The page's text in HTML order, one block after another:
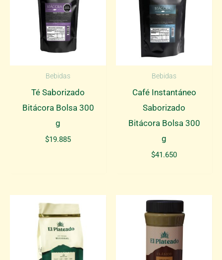
Bebidas
Té Saborizado
Bitácora Bolsa 300
g
$19.885
Bebidas
Café Instantáneo
Saborizado
Bitácora Bolsa 300
g
$41.650